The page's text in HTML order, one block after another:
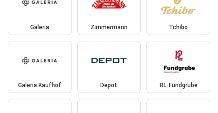
Galeria Zimmermann Tchibo
Galeria Kaufhof Depot RL-Fundgrube